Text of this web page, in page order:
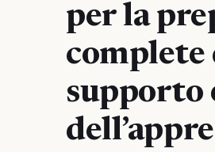
per la
supporto